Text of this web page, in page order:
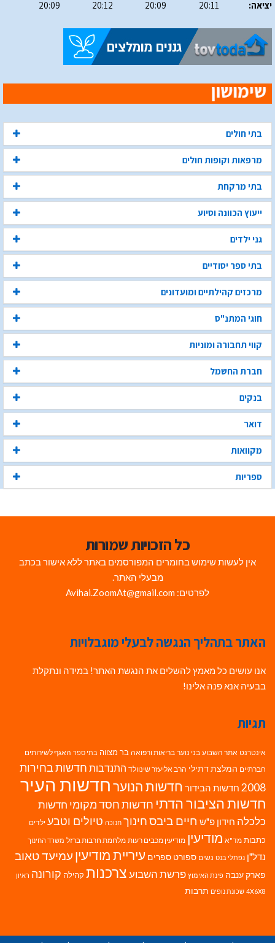
יציאה: 20:11
20:09
20:12
20:09
בתי חולים
מרפאות וקופות חולים
בתי מרקחת
ייעוץ הכוונה וסיוע
גני ילדים
בתי ספר יסודיים
מרכזים קהילתיים ומועדונים
חוגי המתנ"ס
קווי תחבורה ומוניות
חברת החשמל
בנקים
דואר
מקוואות
ספריות
כל הזכויות שמורות
אין לעשות שימוש בחומרים המפורסמים באתר ללא אישור בכתב
מבעלי האתר.
לפרטים: Avihai.ZoomAt@gmail.com
האתר בתהליך הנגשה לבעלי מוגבלויות
אנו עושים כל מאמץ להשלים את הנגשת האתר! במידה ונתקלת
בבעיה אנא פנה אלינו!
תגיות
אינטרנט אתר השבוע בני נוער בריאות ורפואה בר מצווה בתי ספר האגף לשירותים
חברתיים המלצת דתילי הרב אליעזר שינוולד התנדבות חדשות בחירות
2008 חדשות הבידור חדשות הנוערחדשות העיר
חדשות הציבור הדתי חדשות חסד מקומי חדשות
כלכלה חידון פ"ש חיים ביבסחינוך חנוכה טיולים וטבע ילדים
כתבות מד"א מודיעין מודיעין מכבים רעות מלחמת חרבות ברזל משרד החינוך
נדל"ן נפתלי בנט נשים ספורט ספרים עיריית מודיעין עמיעד טאוב
פארק ענבה פינת האימוץ פרשת השבועצרכנות קהילה קורונה ראיון
4X6X8 שכונת נופים תרבות